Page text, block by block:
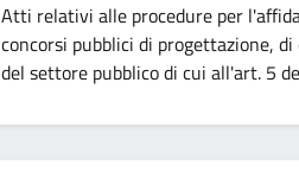
Atti relativi alle procedure per
concorsi pubblici di progettazione,
del settore pubblico di cui all'art. 5